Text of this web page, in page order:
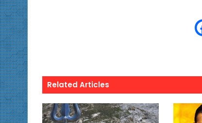
Related Articles